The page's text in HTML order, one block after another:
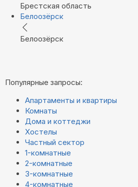
Брестская область
Белоозёрск
Белоозёрск
Популярные запросы:
Апартаменты и квартиры
Комнаты
Дома и коттеджи
Хостелы
Частный сектор
1-комнатные
2-комнатные
3-комнатные
4-комнатные